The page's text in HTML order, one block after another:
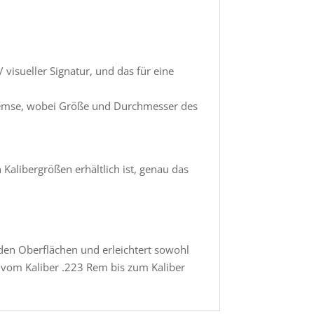
visueller Signatur, und das für eine
wobei Größe und Durchmesser des
erhältlich ist, genau das
Oberflächen und erleichtert sowohl
Kaliber .223 Rem bis zum Kaliber